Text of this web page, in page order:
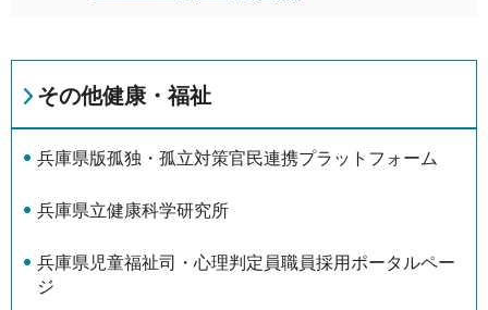
その他健康・福祉
兵庫県版孤独・孤立対策官民連携プラットフォーム
兵庫県立健康科学研究所
兵庫県児童福祉司・心理判定員職員採用ポータルペー
ジ